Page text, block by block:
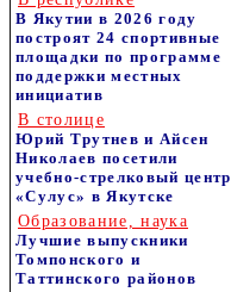
В Якутии в 2026 году
построят 24 спортивные
площадки по программе
поддержки местных
инициатив
В столице
Юрий Трутнев и Айсен
Николаев посетили
учебно-стрелковый центр
«Сулус» в Якутске
Образование, наука
Лучшие выпускники
Томпонского и
Таттинского районов